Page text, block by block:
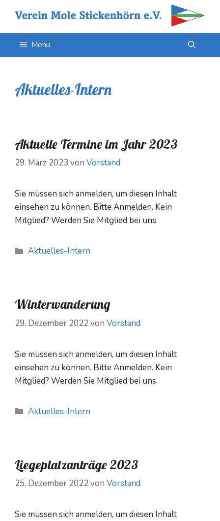
Inhalt
springen
Menü
Aktuelles-Intern
Aktuelle Termine im Jahr 2023
29. März 2023 von Vorstand
Sie müssen sich anmelden, um diesen Inhalt
einsehen zu können. Bitte Anmelden. Kein
Mitglied? Werden Sie Mitglied bei uns
Kategorien
Aktuelles-Intern
Winterwanderung
29. Dezember 2022von Vorstand
Sie müssen sich anmelden, um diesen Inhalt
einsehen zu können. Bitte Anmelden. Kein
Mitglied? Werden Sie Mitglied bei uns
Kategorien
Aktuelles-Intern
Liegeplatzanträge 2023
25. Dezember 2022von Vorstand
Sie müssen sich anmelden, um diesen Inhalt